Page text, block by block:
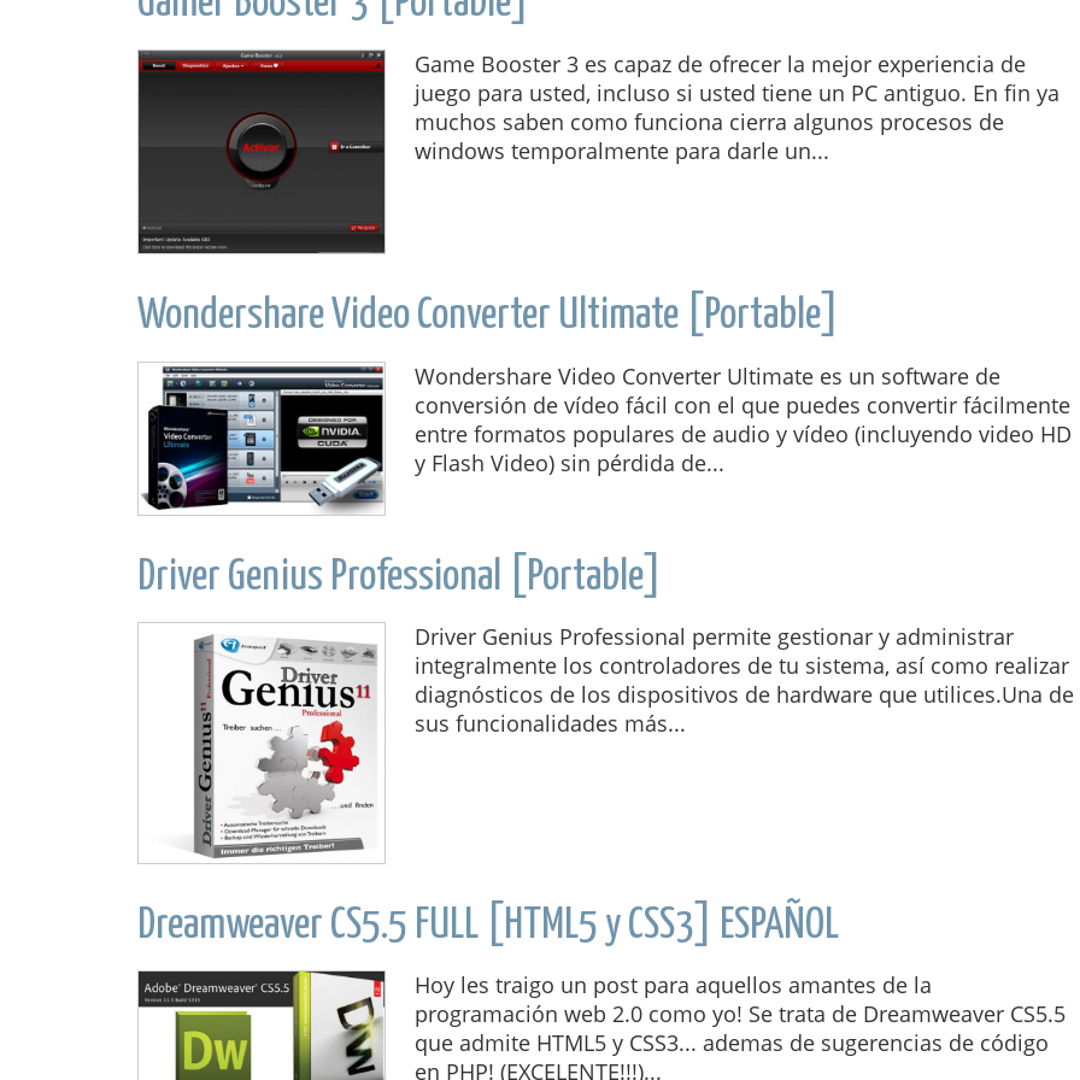
Game Booster 3 es capaz de ofrecer la mejor experiencia de
juego para usted, incluso si usted tiene un PC antiguo. En fin ya
muchos saben como funciona cierra algunos procesos de
windows temporalmente para darle un...
Wondershare Video Converter Ultimate [Portable]
Wondershare Video Converter Ultimate es un software de
conversión de vídeo fácil con el que puedes convertir fácilmente
entre formatos populares de audio y vídeo (incluyendo video HD
y Flash Video) sin pérdida de...
Driver Genius Professional [Portable]
Driver Genius Professional permite gestionar y administrar
integralmente los controladores de tu sistema, así como realizar
diagnósticos de los dispositivos de hardware que utilices.Una de
sus funcionalidades más...
Dreamweaver CS5.5 FULL [HTML5 y CSS3] ESPAÑOL
Hoy les traigo un post para aquellos amantes de la
programación web 2.0 como yo! Se trata de Dreamweaver CS5.5
que admite HTML5 y CSS3... ademas de sugerencias de código
en PHP! (EXCELENTE!!!)...